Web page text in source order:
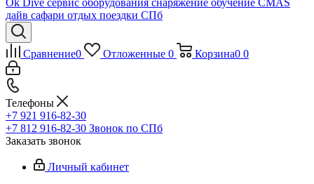
Сравнение0 Отложенные 0 Корзина0 0
Телефоны
+7 921 916-82-30
+7 812 916-82-30 Звонок по СПб
Заказать звонок
Личный кабинет